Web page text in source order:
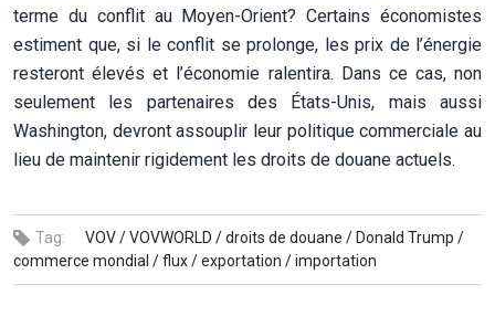
terme du conflit au Moyen-Orient? Certains économistes
estiment que, si le conflit se prolonge, les prix de l’énergie
resteront élevés et l’économie ralentira. Dans ce cas, non
seulement les partenaires des États-Unis, mais aussi
Washington, devront assouplir leur politique commerciale au
lieu de maintenir rigidement les droits de douane actuels.
Tag: VOV /VOVWORLD /droits de douane / Donald Trump /
commerce mondial /flux /exportation /importation